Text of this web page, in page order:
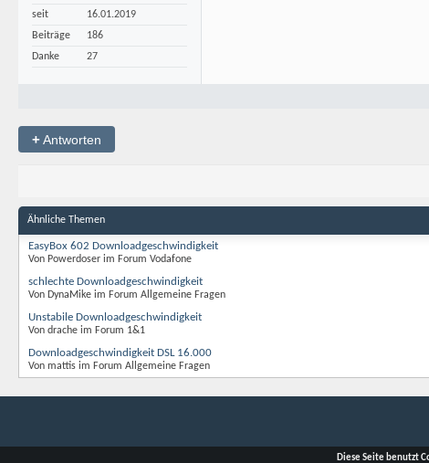
seit
16.01.2019
Beiträge
186
Danke
27
+Antworten
Ähnliche Themen
EasyBox 602 Downloadgeschwindigkeit
Von Powerdoser im Forum Vodafone
schlechte Downloadgeschwindigkeit
Von DynaMike im Forum Allgemeine Fragen
Unstabile Downloadgeschwindigkeit
Von drache im Forum 1&1
Downloadgeschwindigkeit DSL 16.000
Von mattis im Forum Allgemeine Fragen
Diese Seite benutzt